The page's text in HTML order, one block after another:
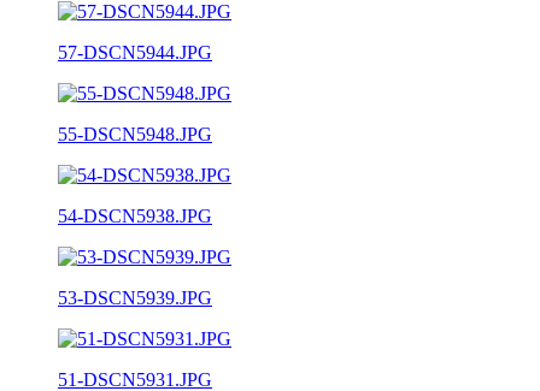
57-DSCN5944.JPG
55-DSCN5948.JPG
54-DSCN5938.JPG
53-DSCN5939.JPG
51-DSCN5931.JPG